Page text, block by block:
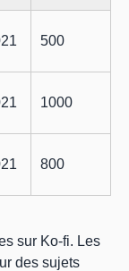
500
1000
800
sur Ko-fi. Les
des sujets